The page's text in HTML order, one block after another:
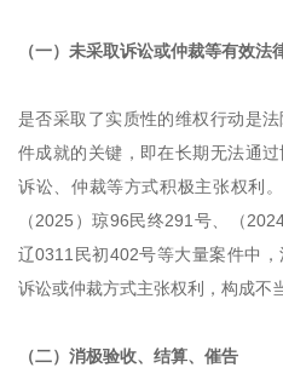
（一）未采取诉讼或仲裁等有效法
是否采取了实质性的维权行动是
件成就的关键，即在长期无法通
诉讼、仲裁等方式积极主张权利
（2025）琼96民终291号、（
辽0311民初402号等大量案件中
诉讼或仲裁方式主张权利，构成不
（二）消极验收、结算、催告